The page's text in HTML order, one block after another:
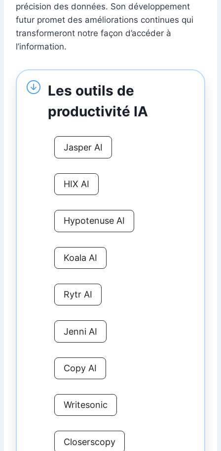
précision des données. Son développement
futur promet des améliorations continues qui
transformeront notre façon d’accéder à
l’information.
Les outils de
productivité IA
Jasper AI
HIX AI
Hypotenuse AI
Koala AI
Rytr AI
Jenni AI
Copy AI
Writesonic
Closerscopy